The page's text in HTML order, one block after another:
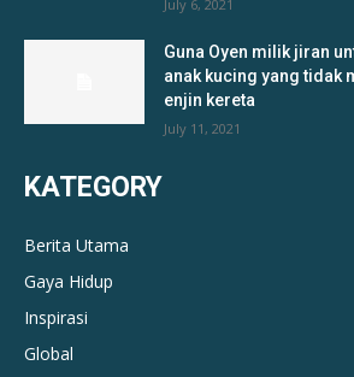
July 6, 2021
Guna Oyen milik jiran
anak kucing yang tidak
enjin kereta
July 11, 2021
KATEGORY
Berita Utama
Gaya Hidup
Inspirasi
Global